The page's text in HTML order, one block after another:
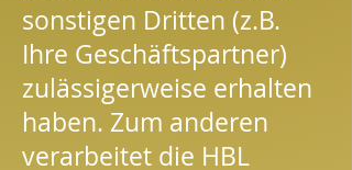
sonstigen Dritten (z.B.
Ihre Geschäftspartner)
zulässigerweise erhalten
haben. Zum anderen
verarbeitet die HBL